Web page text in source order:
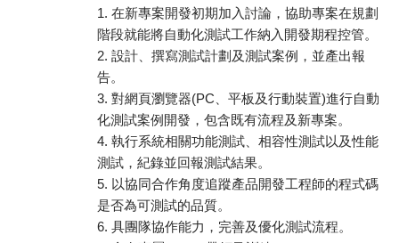
1. 在新專案開發初期加入討論，協助專案在規劃
階段就能將自動化測試工作納入開發期程控管。
2. 設計、撰寫測試計劃及測試案例，並產出報
告。
3. 對網頁瀏覽器(PC、平板及行動裝置)進行自動
化測試案例開發，包含既有流程及新專案。
4. 執行系統相關功能測試、相容性測試以及性能
測試，紀錄並回報測試結果。
5. 以協同合作角度追蹤產品開發工程師的程式碼
是否為可測試的品質。
6. 具團隊協作能力，完善及優化測試流程。